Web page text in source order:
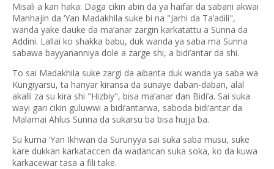
Misali a kan haka: Daga cikin abin da ya haifar da sabani akwai
Manhajin da ‘Yan Madakhila suke bi na "Jarhi da Ta’adili",
wanda yake dauke da ma’anar zargin karkatattu a Sunna da
Addini. Lallai ko shakka babu, duk wanda ya saba ma Sunna
sabawa bayyananniya dole a zarge shi, a bidi’antar da shi.
To sai Madakhila suke zargi da aibanta duk wanda ya saba wa
Kungiyarsu, ta hanyar kiransa da sunaye daban-daban, alal
akalli za su kira shi "Hizbiy", bisa ma’anar dan Bidi’a. Sai suka
wayi gari cikin guluwwi a bidi’antarwa, saboda bidi’antar da
Malamai Ahlus Sunna da sukarsu ba bisa hujja ba.
Su kuma ‘Yan Ikhwan da Sururiyya sai suka saba musu, suke
kare dukkan karkataccen da wadancan suka soka, ko da kuwa
karkacewar tasa a fili take.